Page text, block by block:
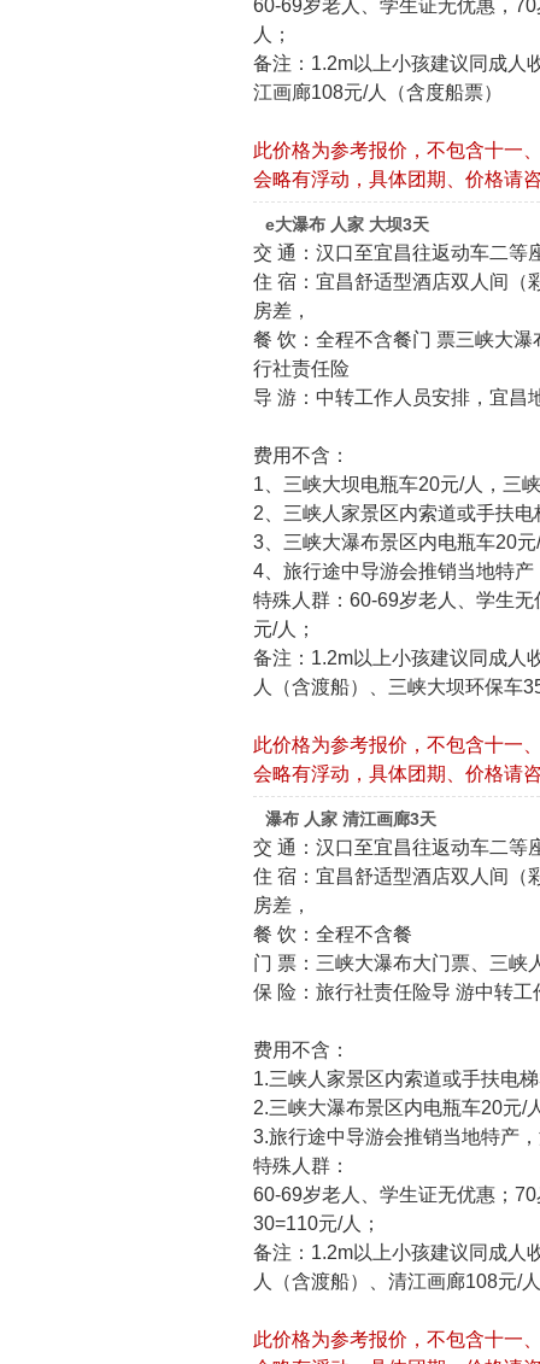
60-69岁老人、学生证无优惠，
人；
备注：1.2m以上小孩建议同成人
江画廊108元/人（含度船票）
此价格为参考报价，不包含十一
会略有浮动，具体团期、价格请
e大瀑布 人家 大坝3天
交 通：汉口至宜昌往返动车二等
住 宿：宜昌舒适型酒店双人间（
房差，
餐 饮：全程不含餐门 票三峡大
行社责任险
导 游：中转工作人员安排，宜昌
费用不含：
1、三峡大坝电瓶车20元/人，三
2、三峡人家景区内索道或手扶电
3、三峡大瀑布景区内电瓶车20
4、旅行途中导游会推销当地特
特殊人群：60-69岁老人、学生
元/人；
备注：1.2m以上小孩建议同成人
人（含渡船）、三峡大坝环保车
此价格为参考报价，不包含十一
会略有浮动，具体团期、价格请
瀑布 人家 清江画廊3天
交 通：汉口至宜昌往返动车二等
住 宿：宜昌舒适型酒店双人间（
房差，
餐 饮：全程不含餐
门 票：三峡大瀑布大门票、三峡
保 险：旅行社责任险导 游中转
费用不含：
1.三峡人家景区内索道或手扶电
2.三峡大瀑布景区内电瓶车20元/
3.旅行途中导游会推销当地特产
特殊人群：
60-69岁老人、学生证无优惠；
30=110元/人；
备注：1.2m以上小孩建议同成人
人（含渡船）、清江画廊108元/
此价格为参考报价，不包含十一